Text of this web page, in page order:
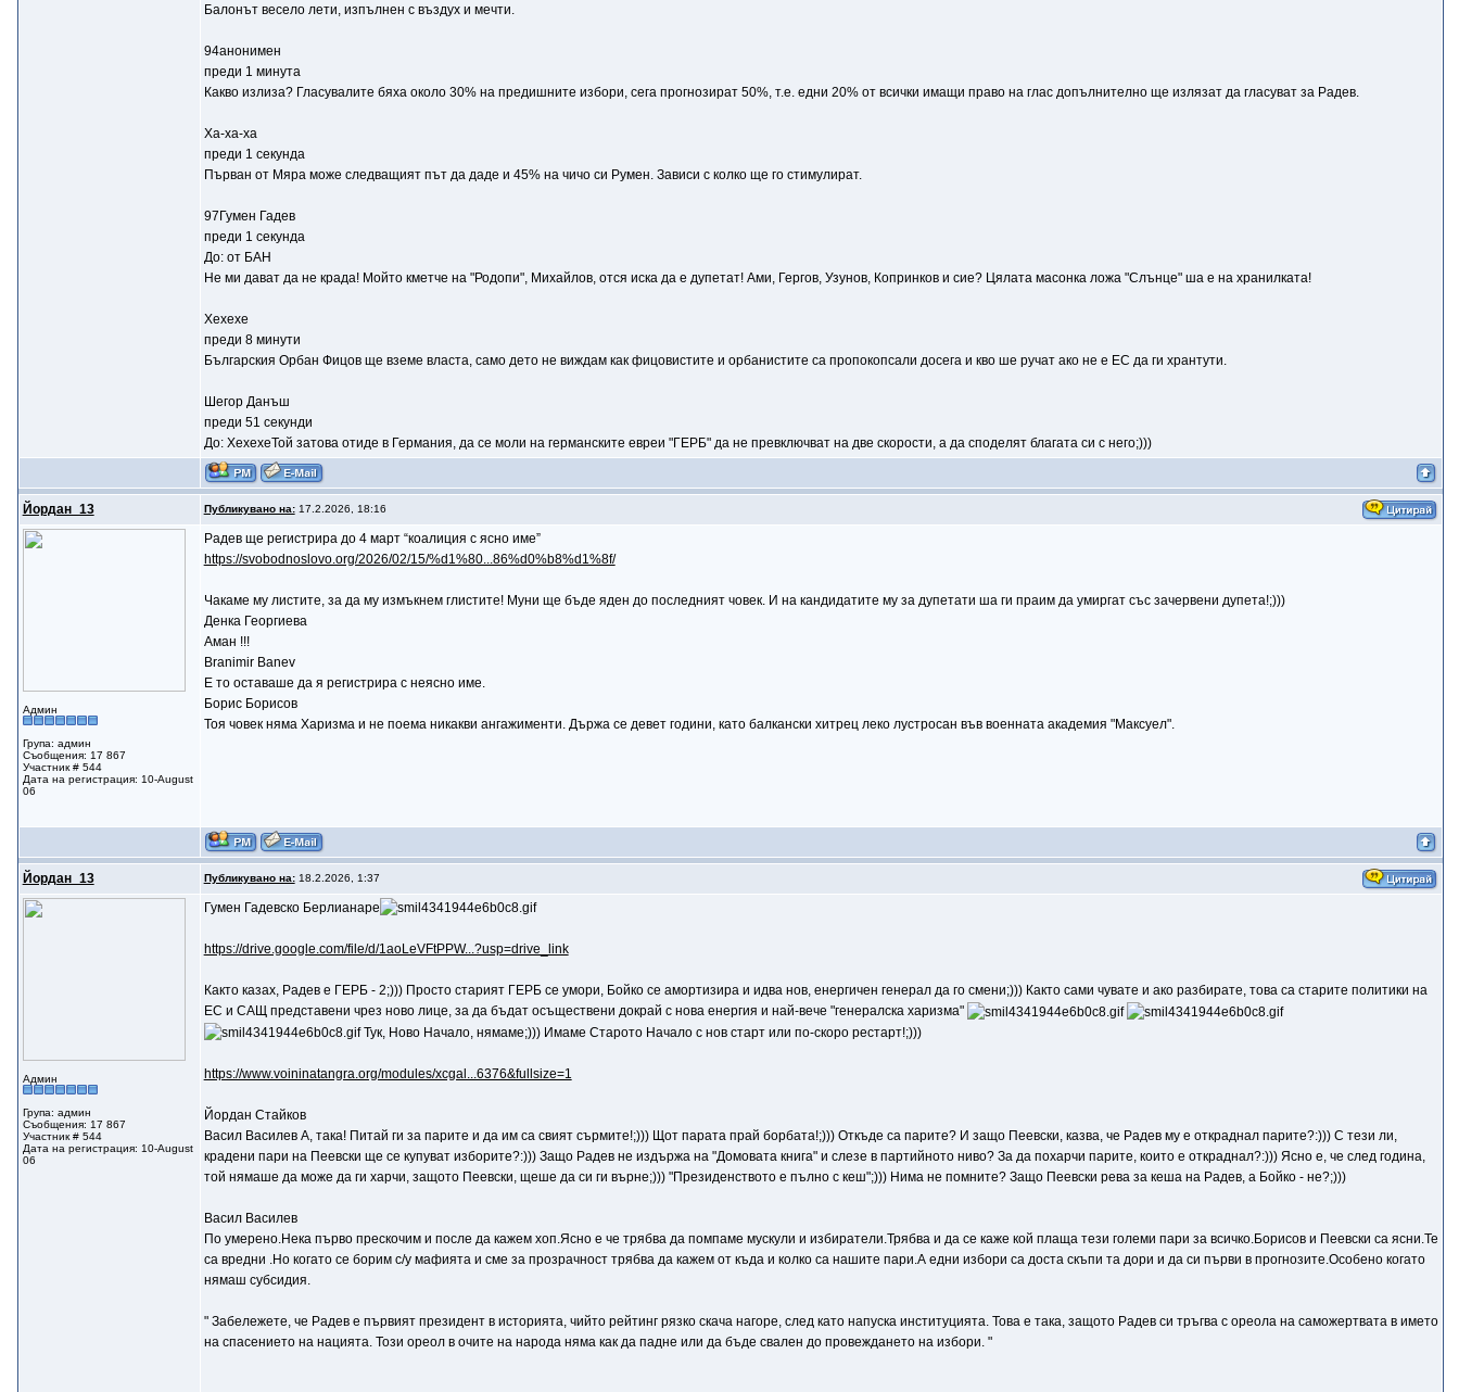
Балонът весело лети, изпълнен с въздух и мечти.
94анонимен
преди 1 минута
Какво излиза? Гласувалите бяха около 30% на предишните избори, сега прогнозират 50%, т.е. едни 20% от всички имащи право на глас допълнително ще излязат да гласуват за Радев.
Ха-ха-ха
преди 1 секунда
Първан от Мяра може следващият път да даде и 45% на чичо си Румен. Зависи с колко ще го стимулират.
97Гумен Гадев
преди 1 секунда
До: от БАН
Не ми дават да не крада! Мойто кметче на "Родопи", Михайлов, отся иска да е дупетат! Ами, Гергов, Узунов, Копринков и сие? Цялата масонка ложа "Слънце" ша е на хранилката!
Хехехе
преди 8 минути
Българския Орбан Фицов ще вземе власта, само дето не виждам как фицовистите и орбанистите са пропокопсали досега и кво ше ручат ако не е ЕС да ги хрантути.
Шегор Данъш
преди 51 секунди
До: ХехехеТой затова отиде в Германия, да се моли на германските евреи "ГЕРБ" да не превключват на две скорости, а да споделят благата си с него;)))
Йордан_13 Публикувано на:17.2.2026, 18:16
Админ
Група: админ
Съобщения: 17 867
Участник # 544
Дата на регистрация: 10-August
06
Радев ще регистрира до 4 март “коалиция с ясно име”
https://svobodnoslovo.org/2026/02/15/%d1%80...86%d0%b8%d1%8f/
Чакаме му листите, за да му измъкнем глистите! Муни ще бъде яден до последният човек. И на кандидатите му за дупетати ша ги праим да умиргат със зачервени дупета!;)))
Денка Георгиева
Аман !!!
Branimir Banev
Е то оставаше да я регистрира с неясно име.
Борис Борисов
Тоя човек няма Харизма и не поема никакви ангажименти. Държа се девет години, като балкански хитрец леко лустросан във военната академия "Максуел".
Йордан_13 Публикувано на:18.2.2026, 1:37
Админ
Група: админ
Съобщения: 17 867
Участник # 544
Дата на регистрация: 10-August
06
Гумен Гадевско Берлианаре
https://drive.google.com/file/d/1aoLeVFtPPW...?usp=drive_link
Както казах, Радев е ГЕРБ - 2;))) Просто старият ГЕРБ се умори, Бойко се амортизира и идва нов, енергичен генерал да го смени;))) Както сами чувате и ако разбирате, това са старите политики на
ЕС и САЩ представени чрез ново лице, за да бъдат осъществени докрай с нова енергия и най-вече "генералска харизма"
Тук, Ново Начало, нямаме;))) Имаме Старото Начало с нов старт или по-скоро рестарт!;)))
https://www.voininatangra.org/modules/xcgal...6376&fullsize=1
Йордан Стайков
Васил Василев A, така! Питай ги за парите и да им са свият сърмите!;))) Щот парата прай борбата!;))) Откъде са парите? И защо Пеевски, казва, че Радев му е откраднал парите?:))) С тези ли,
крадени пари на Пеевски ще се купуват изборите?:))) Защо Радев не издържа на "Домовата книга" и слезе в партийното ниво? За да похарчи парите, които е откраднал?:))) Ясно е, че след година,
той нямаше да може да ги харчи, защото Пеевски, щеше да си ги върне;))) "Президенството е пълно с кеш";))) Нима не помните? Защо Пеевски рева за кеша на Радев, а Бойко - не?;)))
Васил Василев
По умерено.Нека първо прескочим и после да кажем хоп.Ясно е че трябва да помпаме мускули и избиратели.Трябва и да се каже кой плаща тези големи пари за всичко.Борисов и Пеевски са ясни.Те
са вредни .Но когато се борим с/у мафията и сме за прозрачност трябва да кажем от къда и колко са нашите пари.А едни избори са доста скъпи та дори и да си първи в прогнозите.Особено когато
нямаш субсидия.
" Забележете, че Радев е първият президент в историята, чийто рейтинг рязко скача нагоре, след като напуска институцията. Това е така, защото Радев си тръгва с ореола на саможертвата в името
на спасението на нацията. Този ореол в очите на народа няма как да падне или да бъде свален до провеждането на избори. "